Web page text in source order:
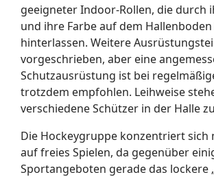
geeigneter Indoor-Rollen, die durch
und ihre Farbe auf dem
hinterlassen. Weitere
vorgeschrieben, aber eine
Schutzausrüstung ist bei
trotzdem empfohlen. Leihweise
verschiedene Schützer in der Halle
Die Hockeygruppe konzentriert sich
auf freies Spielen, da gegenüber
Sportangeboten gerade das lockere